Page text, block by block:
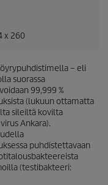
x 260
– eli
suorassa
99,999 %
(lukuun ottamatta
sileiltä kovilta
Ankara).
puhdistettavaan
(testibakteeri: